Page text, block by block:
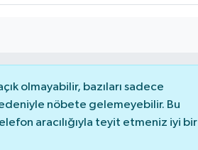
olmayabilir, bazıları sadece
nöbete gelemeyebilir. Bu
aracılığıyla teyit etmeniz iyi bir